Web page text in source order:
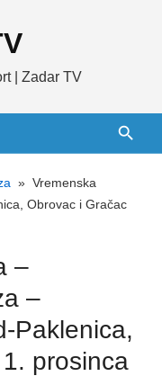
| Zadar TV
» Vremenska
Obrovac i Gračac
–
–
Paklenica,
prosinca